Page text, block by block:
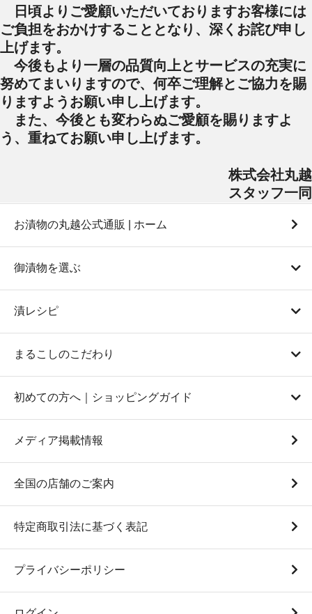
日頃よりご愛顧いただいておりますお客様には
ご負担をおかけすることとなり、深くお詫び申し
上げます。
今後もより一層の品質向上とサービスの充実に
努めてまいりますので、何卒ご理解とご協力を賜
りますようお願い申し上げます。
また、今後とも変わらぬご愛顧を賜りますよ
う、重ねてお願い申し上げます。
株式会社丸越
スタッフ一同
お漬物の丸越公式通販 | ホーム
御漬物を選ぶ
漬レシピ
まるこしのこだわり
初めての方へ｜ショッピングガイド
メディア掲載情報
全国の店舗のご案内
特定商取引法に基づく表記
プライバシーポリシー